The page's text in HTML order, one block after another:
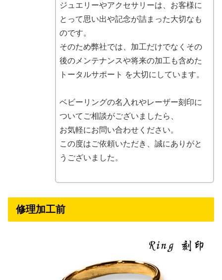
ジュエリーやアクセサリーは、お客様に
とって思い出や記念が詰まった大切なも
のです。
そのため弊社では、加工だけでなくその
後のメンテナンスや将来の加工も含めた
トータルサポート を大切にしています。
ベビーリングの名入れやレーザー刻印に
ついてご相談がございましたら、
お気軽にお問い合わせください。
この度はご依頼いただき、誠にありがと
うございました。
修理加工前